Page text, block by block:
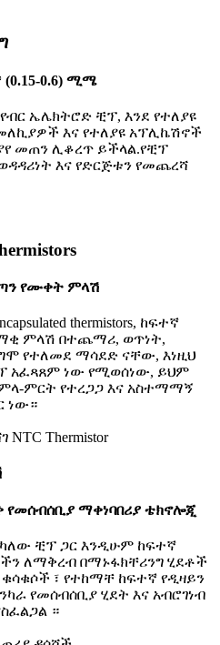
* (0.15-0.6) ሚሜ
ኤሌክትሮድ ቺፕ, እንደ የተለያዩ
እና የተለያዩ አፕሊኬሽኖች
መጠን ሊቆረጥ ይችላል.የቺፕ
እና የድርጅቱን የመጨረሻ
የሙቀት ምላሽ
thermistors, ከፍተኛ
ምላሽ በተጨማሪ, ወጥነት,
የተለመደ ማሳደድ ናቸው, እነዚህ
አፈጻጸም ነው የሚወሰነው, ይህም
ምርት የተረጋጋ እና አስተማማኝ
ነው።
ማቀነባበሪያ ቴክኖሎጂ
ቺፕ ጋር እንዲሁም ከፍተኛ
ለማቅረብ በማኑፋክቸሪንግ ሂደቶች
፣ የተከማቸ ከፍተኛ የዲዛይን
የመሰብሰቢያ ሂደት እና አብሮገነብ
።